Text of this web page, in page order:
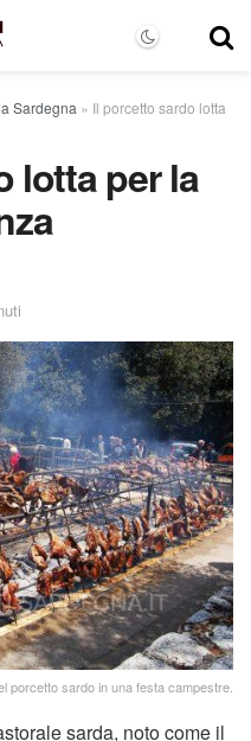
Sardegna » Il porcetto sardo lotta
lotta per la
porcetto sardo in una festa campestre.
sarda, noto come il